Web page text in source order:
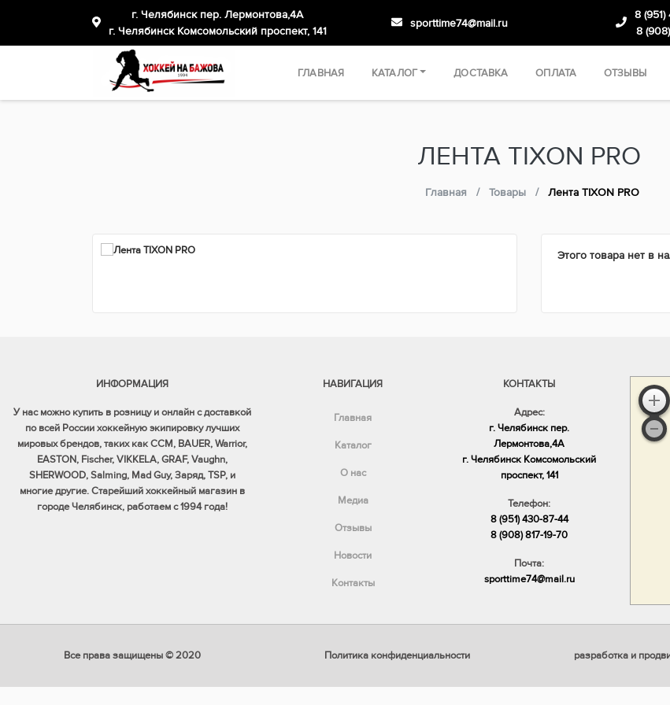
г. Челябинск пер. Лермонтова,4А
​г. Челябинск Комсомольский проспект, 141
sporttime74@mail.ru
8
8
ГЛАВНАЯ КАТАЛОГ ДОСТАВКА ОПЛАТА ОТЗЫВЫ
ЛЕНТА TIXON PRO
Главная Товары Лента TIXON PRO
Этого товара нет в
ИНФОРМАЦИЯ
У нас можно купить в розницу и онлайн с доставкой
по всей России хоккейную экипировку лучших
мировых брендов, таких как CCM, BAUER, Warrior,
EASTON, Fischer, VIKKELA, GRAF, Vaughn,
SHERWOOD, Salming, Mad Guy, Заряд, TSP, и
многие другие. Старейший хоккейный магазин в
городе Челябинск, работаем с 1994 года!
НАВИГАЦИЯ
Главная
Каталог
О нас
Медиа
Отзывы
Новости
Контакты
КОНТАКТЫ
Адрес:
г. Челябинск пер.
Лермонтова,4А
​г. Челябинск Комсомольский
проспект, 141
Телефон:
8 (951) 430-87-44
8 (908) 817-19-70
Почта:
sporttime74@mail.ru
Все права защищены © 2020 Политика конфиденциальности разработка и